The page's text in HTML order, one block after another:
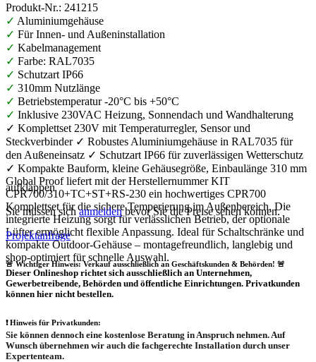
Produkt-Nr.: 241215
✓ Aluminiumgehäuse
✓ Für Innen- und Außeninstallation
✓ Kabelmanagement
✓ Farbe: RAL7035
✓ Schutzart IP66
✓ 310mm Nutzlänge
✓ Betriebstemperatur -20°C bis +50°C
✓ Inklusive 230VAC Heizung, Sonnendach und Wandhalterung
✓ Komplettset 230V mit Temperaturregler, Sensor und
Steckverbinder ✓ Robustes Aluminiumgehäuse in RAL7035 für
den Außeneinsatz ✓ Schutzart IP66 für zuverlässigen Wetterschutz
✓ Kompakte Bauform, kleine Gehäusegröße, Einbaulänge 310 mm
Global Proof liefert mit der Herstellernummer KIT
CPR700/310+TC+ST+RS-230 ein hochwertiges CPR700
Komplettset für die sichere Temperierung im Außenbereich. Die
integrierte Heizung sorgt für verlässlichen Betrieb, der optionale
Lüfter ermöglicht flexible Anpassung. Ideal für Schaltschränke und
kompakte Outdoor-Gehäuse – montagefreundlich, langlebig und
shop-optimiert für schnelle Auswahl.
aufklappen
Sie müssen sichanmeldenbevor Sie die Preise sehen können.
Projektanfrage
🚨 Wichtiger Hinweis: Verkauf ausschließlich an Geschäftskunden & Behörden! 🚨
Dieser Onlineshop richtet sich ausschließlich an Unternehmen,
Gewerbetreibende, Behörden und öffentliche Einrichtungen. Privatkunden
können hier nicht bestellen.
❗Hinweis für Privatkunden:
Sie können dennoch eine kostenlose Beratung in Anspruch nehmen. Auf
Wunsch übernehmen wir auch die fachgerechte Installation durch unser
Expertenteam.